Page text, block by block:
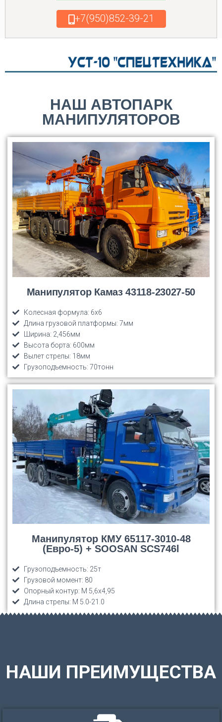
+7(950)852-39-21
НАШ АВТОПАРК
МАНИПУЛЯТОРОВ
Манипулятор Камаз 43118-23027-50
Колесная формула: 6х6
Длина грузовой платформы: 7мм
Ширина: 2,456мм
Высота борта: 600мм
Вылет стрелы: 18мм
Грузоподъемность: 70тонн
Манипулятор КМУ 65117-3010-48
(Евро-5) + SOOSAN SCS746l
Грузоподъемность: 25т
Грузовой момент: 80
Опорный контур: М 5,6х4,95
Длина стрелы: М 5.0-21.0
НАШИ ПРЕИМУЩЕСТВА